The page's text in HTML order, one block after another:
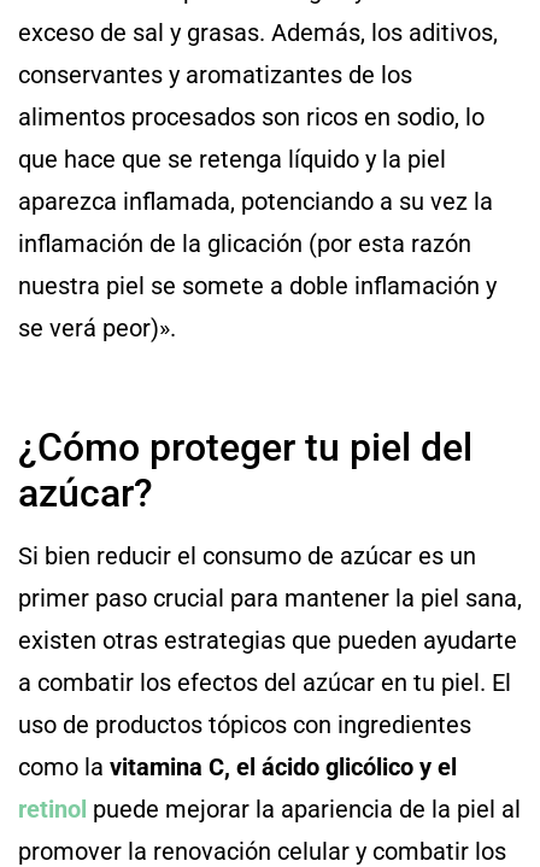
exceso de sal y grasas. Además, los aditivos,
conservantes y aromatizantes de los
alimentos procesados son ricos en sodio, lo
que hace que se retenga líquido y la piel
aparezca inflamada, potenciando a su vez la
inflamación de la glicación (por esta razón
nuestra piel se somete a doble inflamación y
se verá peor)».
¿Cómo proteger tu piel del
azúcar?
Si bien reducir el consumo de azúcar es un
primer paso crucial para mantener la piel sana,
existen otras estrategias que pueden ayudarte
a combatir los efectos del azúcar en tu piel. El
uso de productos tópicos con ingredientes
como la vitamina C, el ácido glicólico y el
retinol puede mejorar la apariencia de la piel al
promover la renovación celular y combatir los